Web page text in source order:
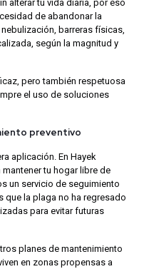
alterar tu vida diaria, por eso
de abandonar la
barreras físicas,
según la magnitud y
pero también respetuosa
el uso de soluciones
preventivo
aplicación. En Hayek
tu hogar libre de
un servicio de seguimiento
la plaga no ha regresado
para evitar futuras
planes de mantenimiento
en zonas propensas a